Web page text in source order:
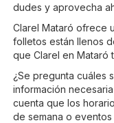
dudes y aprovecha
Clarel Mataró ofrece
folletos están llenos
que Clarel en Mataró
¿Se pregunta cuáles
información
cuenta que los
de semana o